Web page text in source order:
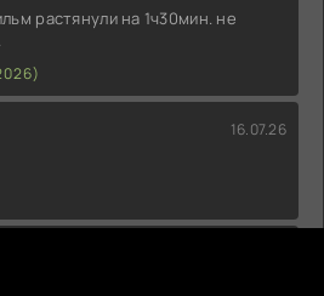
растянули на 1ч30мин. не
16.07.26